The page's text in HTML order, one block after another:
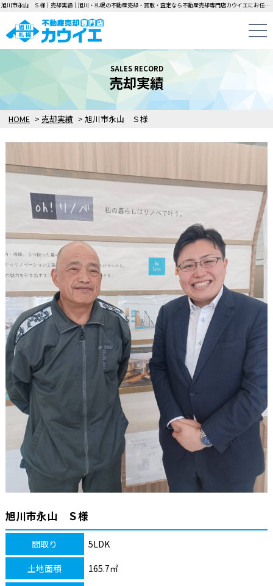
旭川市永山 Ｓ様｜売却実績｜旭川・札幌の不動産売却・買取・査定なら不動産売却専門店カウイエにお任せください！中古一戸建て・マンション・土地の即日無料査定・即金買取を行っています！
HOME > 売却実績 > 旭川市永山 Ｓ様
SALES RECORD
売却実績
旭川市永山 Ｓ様
間取り 5LDK
土地面積 165.7㎡